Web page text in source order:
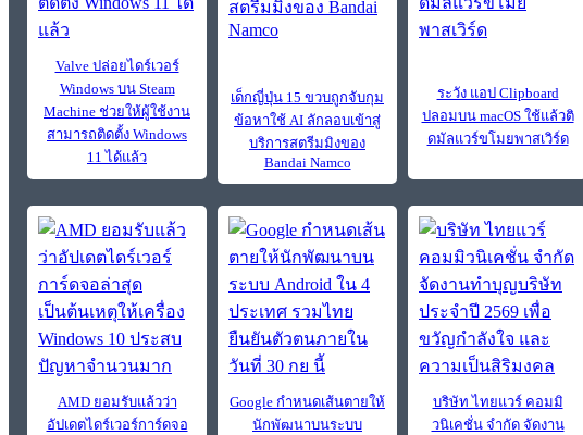
Valve ปล่อยไดร์เวอร์
Windows บน Steam
Machine ช่วยให้ผู้ใช้งาน
สามารถติดตั้ง Windows
11 ได้แล้ว
เด็กญี่ปุ่น 15 ขวบถูกจับกุม
ข้อหาใช้ AI ลักลอบเข้าสู่
บริการสตรีมมิงของ
Bandai Namco
ระวัง แอป Clipboard
ปลอมบน macOS ใช้แล้วติ
ดมัลแวร์ขโมยพาสเวิร์ด
AMD ยอมรับแล้วว่า
อัปเดตไดร์เวอร์การ์ดจอ
Google กำหนดเส้นตายให้
นักพัฒนาบนระบบ
บริษัท ไทยแวร์ คอมมิ
วนิเคชั่น จํากัด จัดงาน